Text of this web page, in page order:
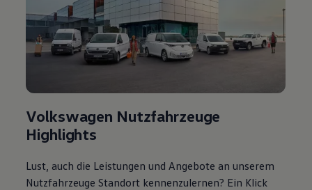
Volkswagen Nutzfahrzeuge
Highlights
Lust, auch die Leistungen und Angebote an unserem
Nutzfahrzeuge Standort kennenzulernen? Ein Klick